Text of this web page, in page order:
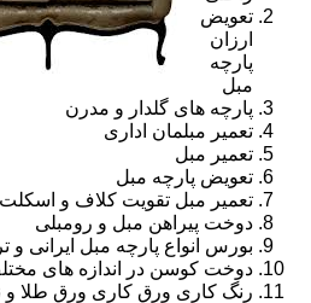
تعویض
ارزان
پارچه
مبل
پارچه های گلدار و مدرن
تعمیر مبلمان اداری
تعمیر مبل
تعویض پارچه مبل
تعمیر مبل تقویت کلاف و
دوخت پیراهن مبل و رومبلی
بورس انواع پارچه مبل ایرانی و
دوخت کوسن در اندازه های
رنگ کاری ورق کاری ورق طلا و